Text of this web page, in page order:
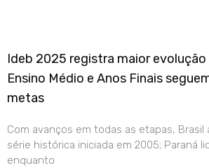
Ideb 2025 registra maior evolução
Ensino Médio e Anos Finais
metas
Com avanços em todas as etapas, Brasil
série histórica iniciada em 2005; Paraná
enquanto